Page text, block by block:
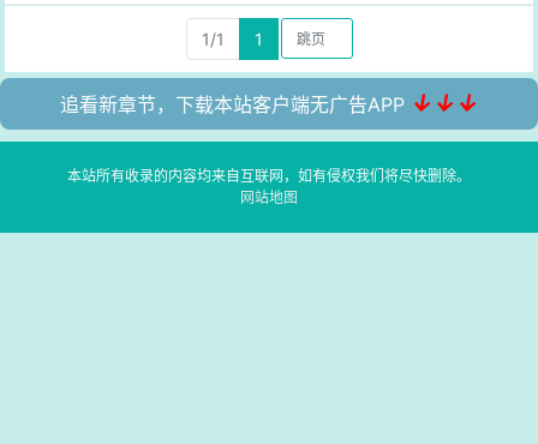
1/1 1
追看新章节，下载本站客户端无广告APP ↓↓↓
本站所有收录的内容均来自互联网，如有侵权我们将尽快删除。
网站地图